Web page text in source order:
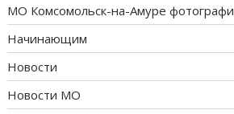
МО Комсомольск-на-Амуре
Начинающим
Новости
Новости МО